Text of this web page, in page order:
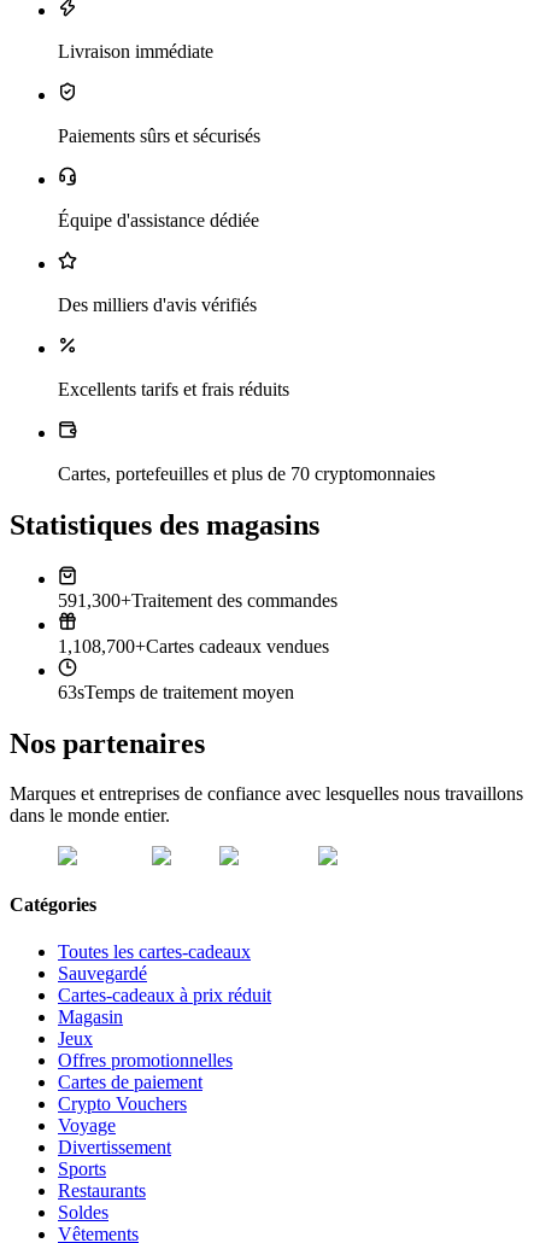
Livraison immédiate
Paiements sûrs et sécurisés
Équipe d'assistance dédiée
Des milliers d'avis vérifiés
Excellents tarifs et frais réduits
Cartes, portefeuilles et plus de 70 cryptomonnaies
Statistiques des magasins
591,300+Traitement des commandes
1,108,700+Cartes cadeaux vendues
63sTemps de traitement moyen
Nos partenaires
Marques et entreprises de confiance avec lesquelles nous travaillons
dans le monde entier.
Catégories
Toutes les cartes-cadeaux
Sauvegardé
Cartes-cadeaux à prix réduit
Magasin
Jeux
Offres promotionnelles
Cartes de paiement
Crypto Vouchers
Voyage
Divertissement
Sports
Restaurants
Soldes
Vêtements